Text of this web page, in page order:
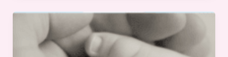
Vouloir
bébé